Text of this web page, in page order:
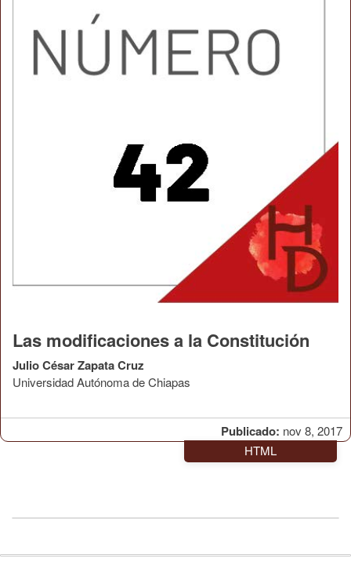
Publicado: nov 8, 2017
Las modificaciones a la Constitución
Julio César Zapata Cruz
Universidad Autónoma de Chiapas
HTML